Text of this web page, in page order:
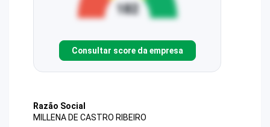
Consultar score da empresa
Razão Social
MILLENA DE CASTRO RIBEIRO